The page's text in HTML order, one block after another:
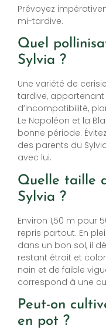
Prévoyez
mi-tardive.
Quel
Sylvia ?
Une variété de
tardive,
d’incompatibilité,
Le Napoléon et la
bonne période.
des parents du
avec lui.
Quelle taille
Sylvia ?
Environ 1,50 m pour
repris partout. En
dans un bon sol, il
restant étroit et
nain et de faible
correspond à une
Peut-on
en pot ?